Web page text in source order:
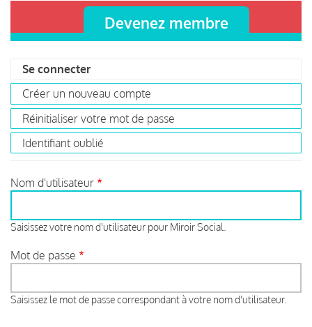
Devenez membre
Primary
tabs
Se connecter
actif)
Créer un nouveau compte
Réinitialiser votre mot de passe
Identifiant oublié
Nom d'utilisateur
Saisissez votre nom d'utilisateur pour Miroir Social.
Mot de passe
Saisissez le mot de passe correspondant à votre nom d'utilisateur.